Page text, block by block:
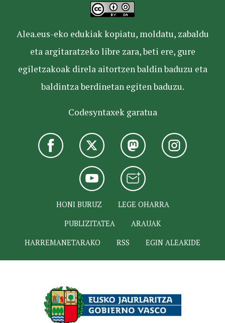
Alea.eus-eko edukiak kopiatu, moldatu, zabaldu
eta argitaratzeko libre zara, beti ere, gure
egiletzakoak direla aitortzen baldin baduzu eta
baldintza berdinetan egiten baduzu.
Codesyntaxek garatua
HONI BURUZ
LEGE OHARRA
PUBLIZITATEA
ARAUAK
HARREMANETARAKO
RSS EGIN ALEAKIDE